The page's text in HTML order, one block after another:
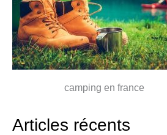
camping en france
Articles récents